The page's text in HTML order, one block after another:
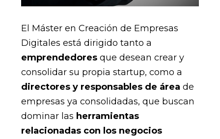
El Máster en Creación de Empresas
Digitales está dirigido tanto a
emprendedoresque desean crear y
consolidar su propia startup, como a
directores y responsables de área de
empresas ya consolidadas, que buscan
dominar las herramientas
relacionadas con los negocios